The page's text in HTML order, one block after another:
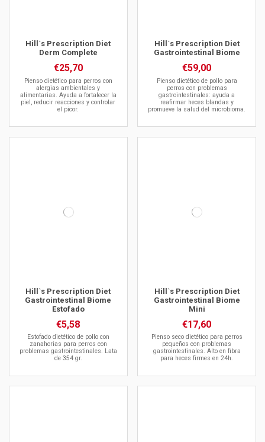
Hill`s Prescription Diet
Derm Complete
€25,70
Pienso dietético para perros con
alergias ambientales y
alimentarias. Ayuda a fortalecer la
piel, reducir reacciones y controlar
el picor.
Hill`s Prescription Diet
Gastrointestinal Biome
€59,00
Pienso dietético de pollo para
perros con problemas
gastrointestinales: ayuda a
reafirmar heces blandas y
promueve la salud del microbioma.
Hill`s Prescription Diet
Gastrointestinal Biome
Estofado
€5,58
Estofado dietético de pollo con
zanahorias para perros con
problemas gastrointestinales. Lata
de 354 gr.
Hill`s Prescription Diet
Gastrointestinal Biome
Mini
€17,60
Pienso seco dietético para perros
pequeños con problemas
gastrointestinales. Alto en fibra
para heces firmes en 24h.